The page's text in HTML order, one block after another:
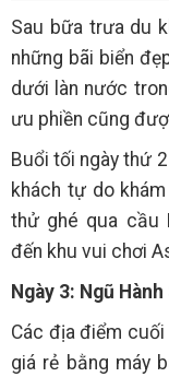
Sau bữa trưa du
những bãi biển
dưới làn nước
ưu phiền cũng
Buổi tối ngày thứ
khách tự do
thử ghé qua cầu
đến khu vui chơi
Ngày 3: Ngũ
Các địa điểm
giá rẻ bằng máy